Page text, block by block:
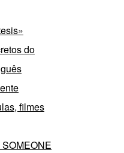
do
filmes